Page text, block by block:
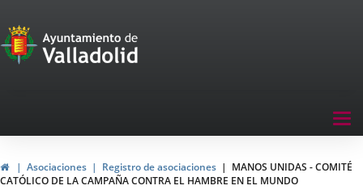
Portal
de
navegación
InicioAsociaciones Registro de asociaciones
MANOS UNIDAS - COMITÉ
CATÓLICO DE LA CAMPAÑA CONTRA EL HAMBRE EN EL MUNDO